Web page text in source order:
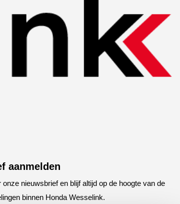
aanmelden
onze nieuwsbrief en blijf altijd op de hoogte van de
binnen Honda Wesselink.